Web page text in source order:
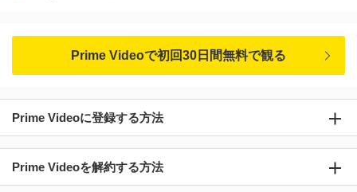
Prime Videoで初回30日間無料で観る
Prime Videoに登録する方法
Prime Videoを解約する方法